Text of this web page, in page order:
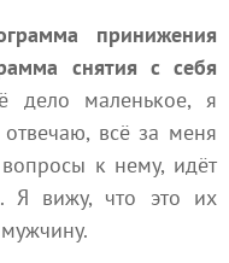
принижения
снятия с себя
дело маленькое, я
всё за меня
к нему, идёт
Я вижу, что это их